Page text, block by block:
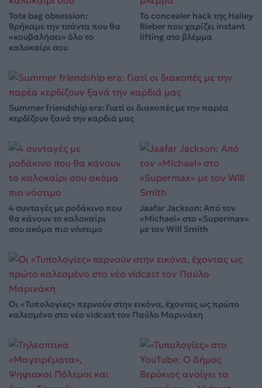
Tote bag obsession:
Βρήκαμε την τσάντα που θα
«κουβαλήσει» όλο το
καλοκαίρι σου
Το concealer hack της Hailey
Bieber που χαρίζει instant
lifting στο βλέμμα
Summer friendship era: Γιατί οι διακοπές με την παρέα
κερδίζουν ξανά την καρδιά μας
4 συνταγές με ροδάκινο που
θα κάνουν το καλοκαίρι
σου ακόμα πιο νόστιμο
Jaafar Jackson: Από τον
«Michael» στο «Supermax»
με τον Will Smith
Οι «Τυπολογίες» περνούν στην εικόνα, έχοντας ως πρώτο
καλεσμένο στο νέο vidcast τον Παύλο Μαρινάκη